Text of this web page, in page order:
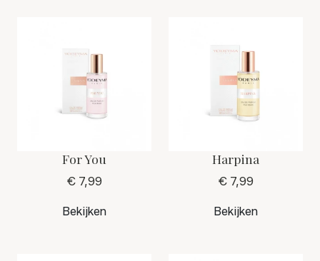
For You
€ 7,99
Bekijken
Harpina
€ 7,99
Bekijken